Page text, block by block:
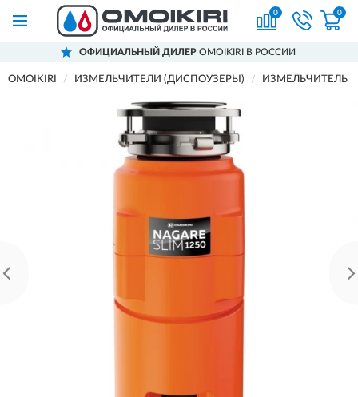
0 0
ОФИЦИАЛЬНЫЙ ДИЛЕР OMOIKIRI В РОССИИ
OMOIKIRI ИЗМЕЛЬЧИТЕЛИ (ДИСПОУЗЕРЫ) ИЗМЕЛЬЧИТЕЛЬ